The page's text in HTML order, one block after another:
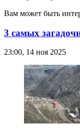
Вам может быть
3 самых
23:00, 14 ноя 2025